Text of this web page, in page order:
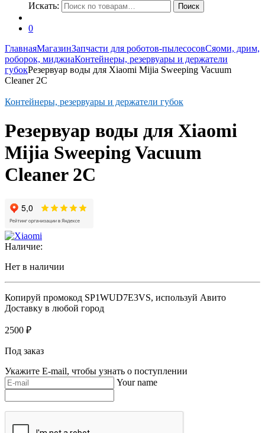
Искать:
Поиск
0
ГлавнаяМагазинЗапчасти для роботов-пылесосовСяоми, дрим,
роборок, миджиаКонтейнеры, резервуары и держатели
губокРезервуар воды для Xiaomi Mijia Sweeping Vacuum
Cleaner 2C
Контейнеры, резервуары и держатели губок
Резервуар воды для Xiaomi
Mijia Sweeping Vacuum
Cleaner 2C
Наличие:
Нет в наличии
Копируй промокод SP1WUD7E3VS, используй Авито
Доставку в любой город
2500 ₽
Под заказ
Укажите E-mail, чтобы узнать о поступлении
Your name